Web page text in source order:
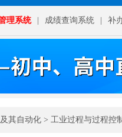
理系统 成绩查询系统 补
其自动化 > 工业过程与过程控